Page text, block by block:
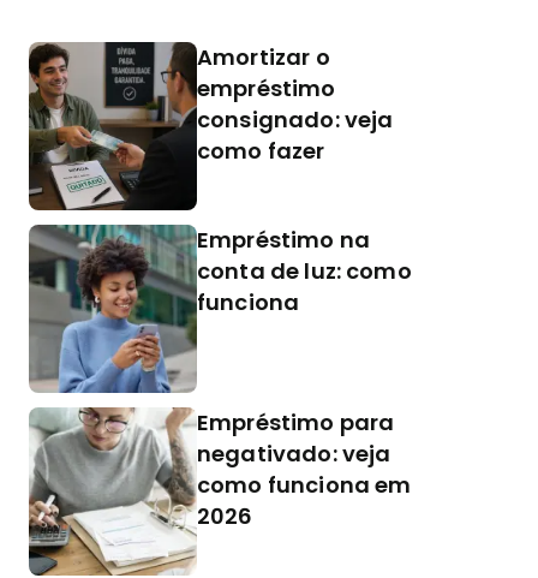
Amortizar o
empréstimo
consignado: veja
como fazer
Empréstimo na
conta de luz: como
funciona
Empréstimo para
negativado: veja
como funciona em
2026